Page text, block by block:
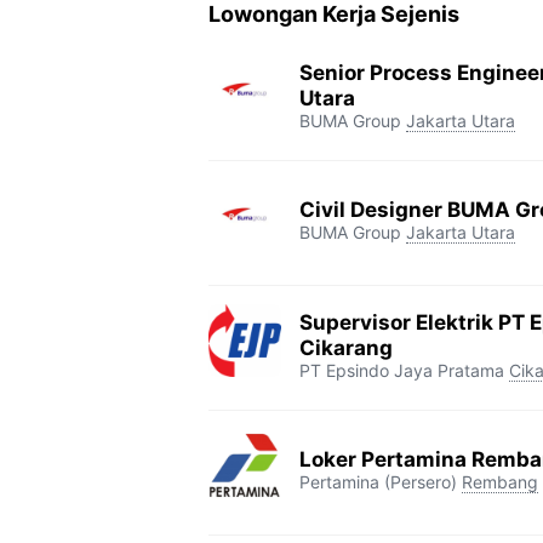
Lowongan Kerja Sejenis
Senior Process
Utara
BUMA Group Jakarta Utara
Civil Designer BUMA
BUMA Group Jakarta Utara
Supervisor Elektrik PT
Cikarang
PT Epsindo Jaya Pratama
Loker Pertamina
Pertamina (Persero) Rembang